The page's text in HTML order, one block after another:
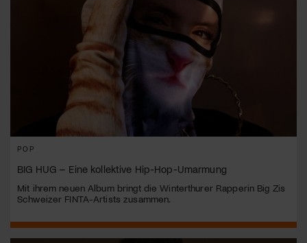
POP
BIG HUG – Eine kollektive Hip-Hop-Umarmung
Mit ihrem neuen Album bringt die Winterthurer Rapperin Big Zis
Schweizer FINTA-Artists zusammen.